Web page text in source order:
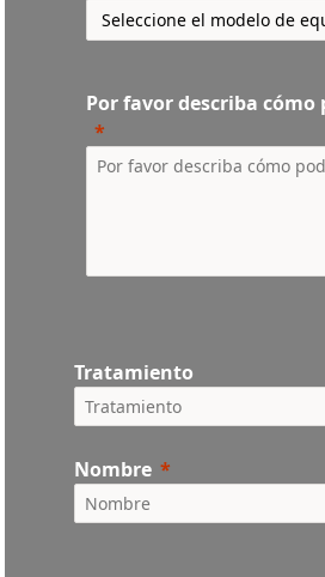
Por favor describa
Tratamiento
Nombre